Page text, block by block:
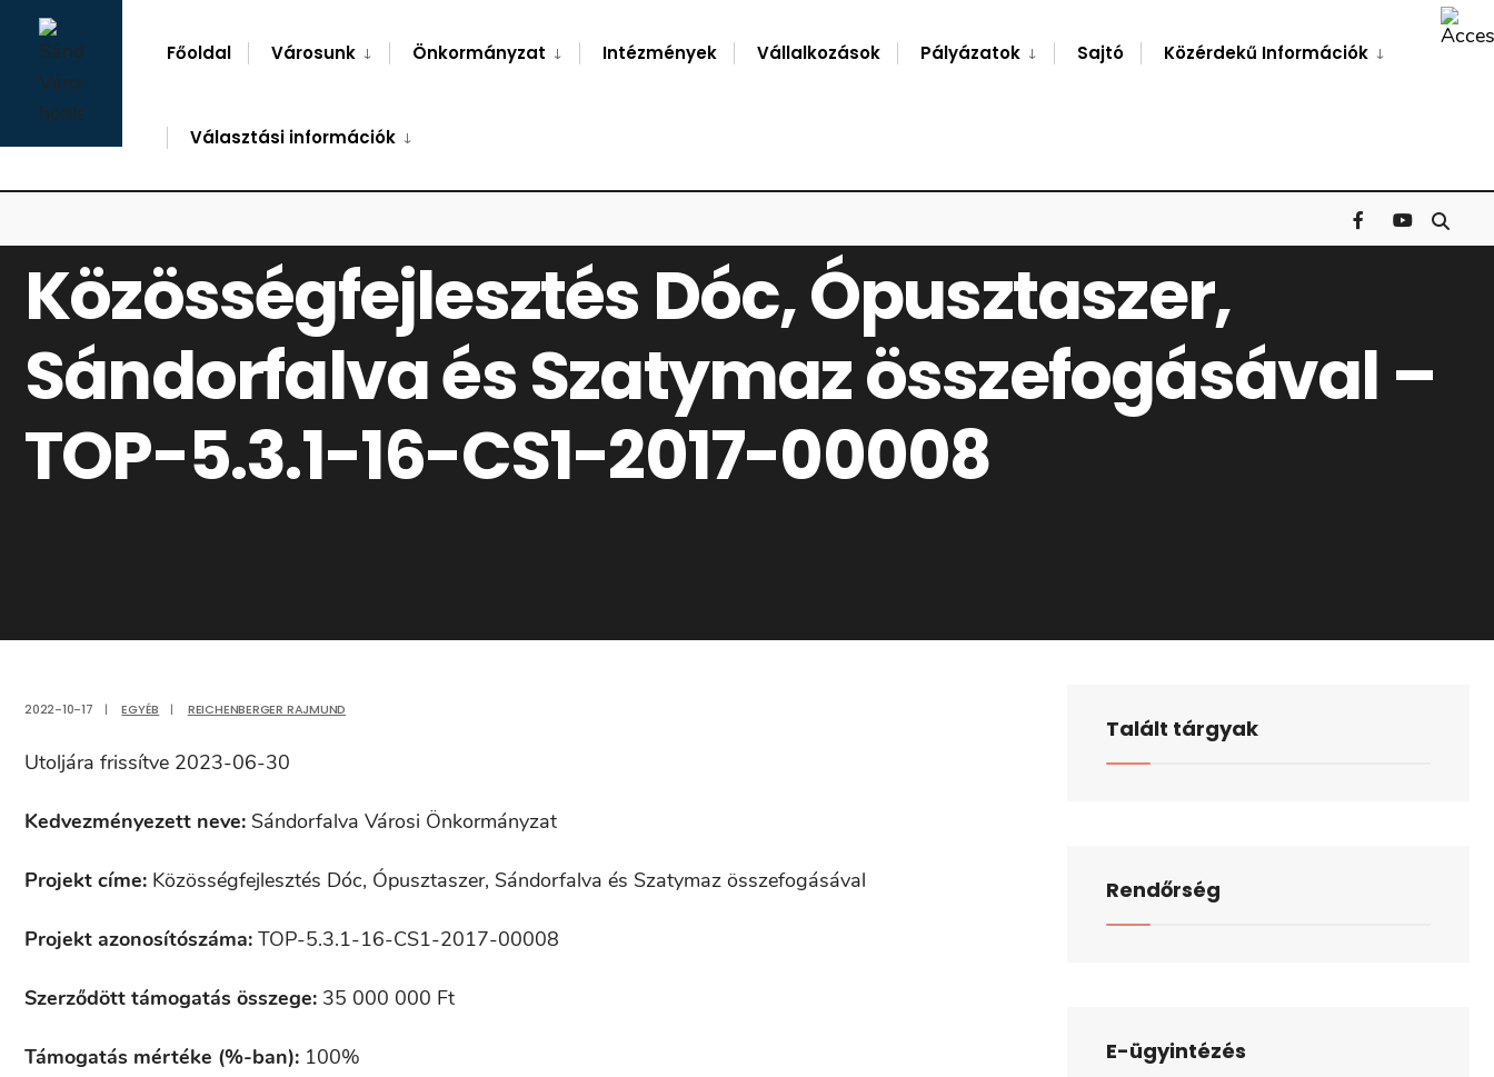
Skip
content
Főoldal Városunk Önkormányzat Intézmények Vállalkozások Pályázatok Sajtó Közérdekű Információk
Választási információk
Közösségfejlesztés Dóc, Ópusztaszer,
Sándorfalva és Szatymaz összefogásával –
TOP-5.3.1-16-CS1-2017-00008
2022-10-17 | EGYÉB | REICHENBERGER RAJMUND
Utoljára frissítve 2023-06-30
Kedvezményezett neve: Sándorfalva Városi Önkormányzat
Projekt címe: Közösségfejlesztés Dóc, Ópusztaszer, Sándorfalva és Szatymaz összefogásával
Projekt azonosítószáma: TOP-5.3.1-16-CS1-2017-00008
Szerződött támogatás összege: 35 000 000 Ft
Támogatás mértéke (%-ban): 100%
Talált tárgyak
Rendőrség
E-ügyintézés
Window